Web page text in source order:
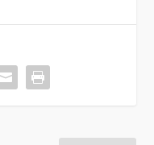
e
n
dl
er